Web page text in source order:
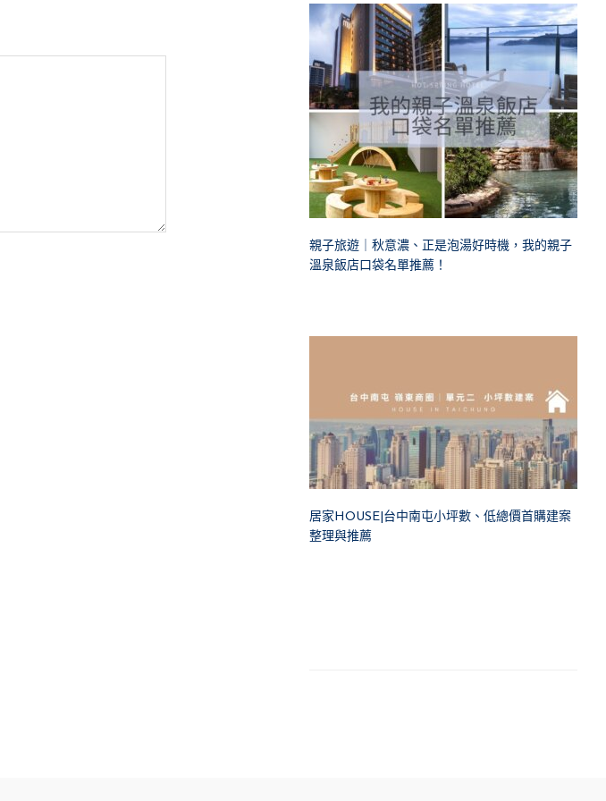
親子旅遊｜秋意濃、正是泡湯好時機，我的親子
溫泉飯店口袋名單推薦！
居家HOUSE|台中南屯小坪數、低總價首購建案
整理與推薦